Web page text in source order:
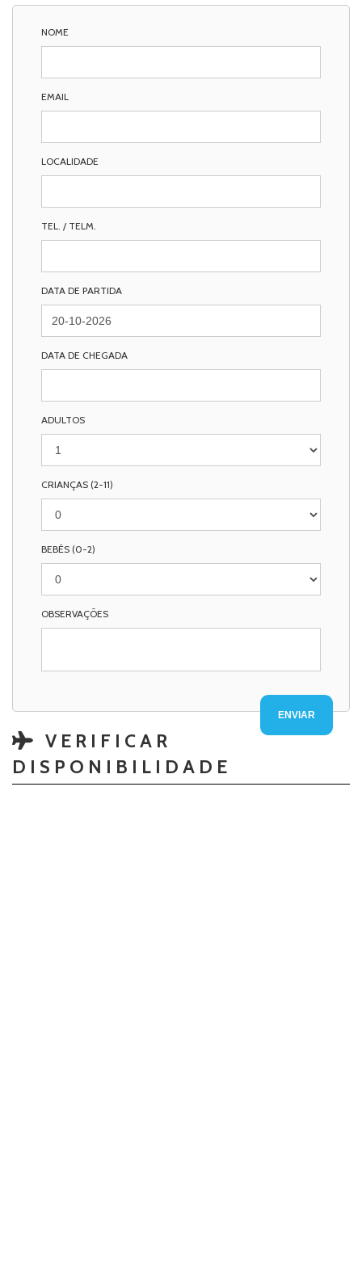
NOME
EMAIL
LOCALIDADE
TEL. / TELM.
DATA DE PARTIDA
DATA DE CHEGADA
ADULTOS
CRIANÇAS (2-11)
BEBÉS (0-2)
OBSERVAÇÕES
VERIFICAR
DISPONIBILIDADE